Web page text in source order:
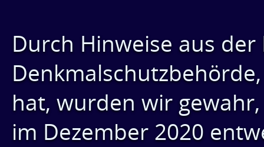
Durch Hinweise aus
hat, wurden wir
im Dezember 2020